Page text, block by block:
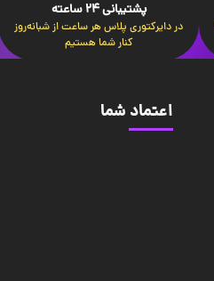
پشتیبانی 24 ساعته
در دایرکتوری پلاس هر ساعت از شبانه‌روز
کنار شما هستیم
اعتماد شما